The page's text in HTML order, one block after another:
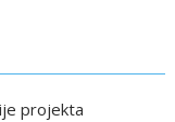
projekta